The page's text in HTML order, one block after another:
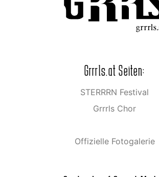
Grrrls.at Seiten:
STERRRN Festival
Grrrls Chor
Offizielle Fotogalerie